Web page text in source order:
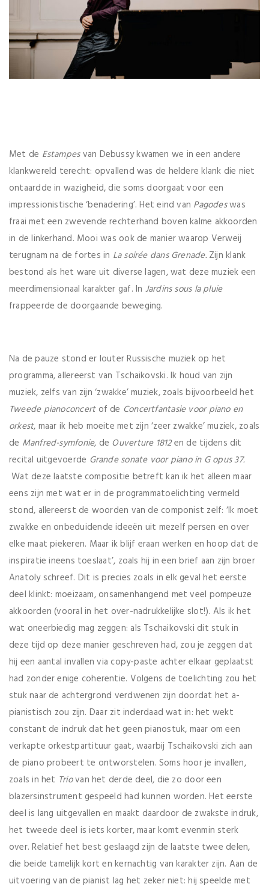
Met de Estampesvan Debussy kwamen we in een andere
klankwereld terecht: opvallend was de heldere klank die niet
ontaardde in wazigheid, die soms doorgaat voor een
impressionistische ‘benadering’. Het eind van Pagodeswas
fraai met een zwevende rechterhand boven kalme akkoorden
in de linkerhand. Mooi was ook de manier waarop Verweij
terugnam na de fortes in La soirée dans Grenade. Zijn klank
bestond als het ware uit diverse lagen, wat deze muziek een
meerdimensionaal karakter gaf. In Jardins sous la pluie
frappeerde de doorgaande beweging.
Na de pauze stond er louter Russische muziek op het
programma, allereerst van Tschaikovski. Ik houd van zijn
muziek, zelfs van zijn ‘zwakke’ muziek, zoals bijvoorbeeld het
Tweede pianoconcertof de Concertfantasie voor piano en
orkest, maar ik heb moeite met zijn ‘zeer zwakke’ muziek, zoals
de Manfred-symfonie, de Ouverture 1812en de tijdens dit
recital uitgevoerde Grande sonate voor piano in G opus 37.
Wat deze laatste compositie betreft kan ik het alleen maar
eens zijn met wat er in de programmatoelichting vermeld
stond, allereerst de woorden van de componist zelf: ‘Ik moet
zwakke en onbeduidende ideeën uit mezelf persen en over
elke maat piekeren. Maar ik blijf eraan werken en hoop dat de
inspiratie ineens toeslaat’, zoals hij in een brief aan zijn broer
Anatoly schreef. Dit is precies zoals in elk geval het eerste
deel klinkt: moeizaam, onsamenhangend met veel pompeuze
akkoorden (vooral in het over-nadrukkelijke slot!). Als ik het
wat oneerbiedig mag zeggen: als Tschaikovski dit stuk in
deze tijd op deze manier geschreven had, zou je zeggen dat
hij een aantal invallen via copy-paste achter elkaar geplaatst
had zonder enige coherentie. Volgens de toelichting zou het
stuk naar de achtergrond verdwenen zijn doordat het a-
pianistisch zou zijn. Daar zit inderdaad wat in: het wekt
constant de indruk dat het geen pianostuk, maar om een
verkapte orkestpartituur gaat, waarbij Tschaikovski zich aan
de piano probeert te ontworstelen. Soms hoor je invallen,
zoals in het Triovan het derde deel, die zo door een
blazersinstrument gespeeld had kunnen worden. Het eerste
deel is lang uitgevallen en maakt daardoor de zwakste indruk,
het tweede deel is iets korter, maar komt evenmin sterk
over. Relatief het best geslaagd zijn de laatste twee delen,
die beide tamelijk kort en kernachtig van karakter zijn. Aan de
uitvoering van de pianist lag het zeker niet: hij speelde met